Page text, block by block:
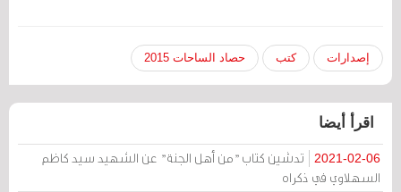
إصدارات كتب حصاد الساحات 2015
اقرأ أيضا
2021-02-06
تدشين كتاب "من أهل الجنة" عن الشهيد سيد كاظم
السهلاوي في ذكراه